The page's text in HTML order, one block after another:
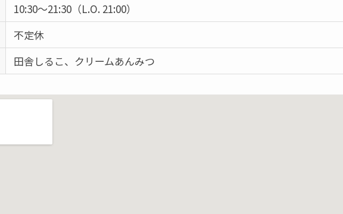
10:30〜21:30（L.O. 21:00）
不定休
田舎しるこ、クリームあんみつ